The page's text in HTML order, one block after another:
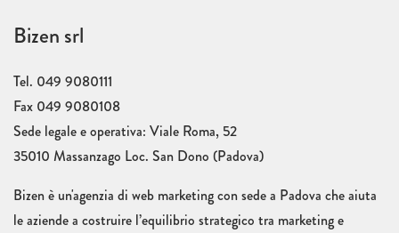
Bizen srl
Tel. 049 9080111
Fax 049 9080108
Sede legale e operativa: Viale Roma, 52
35010 Massanzago Loc. San Dono (Padova)
Bizen è un'agenzia di web marketing con sede a Padova che aiuta
le aziende a costruire l’equilibrio strategico tra marketing e